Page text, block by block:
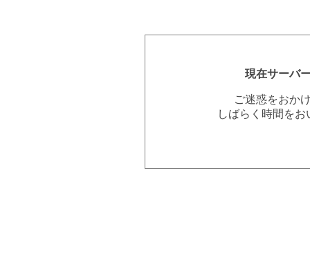
現在サーバ
ご迷惑をおか
しばらく時間を